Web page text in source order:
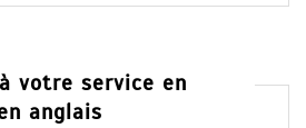
votre service en
anglais